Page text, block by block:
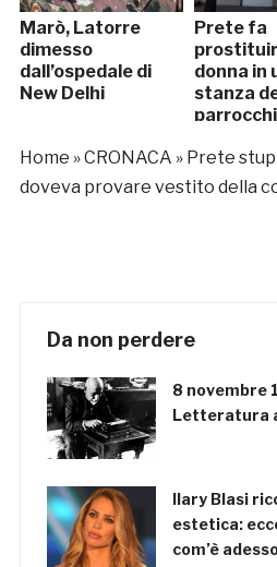
Marò, Latorre
dimesso
dall’ospedale di
New Delhi
Prete fa
donna in
stanza
Home »CRONACA » Prete
doveva provare vestito della
Da non perdere
8 novembre
Letteratura
Ilary Blasi
estetica:
com’è